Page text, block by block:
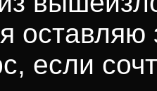
оставляю
если